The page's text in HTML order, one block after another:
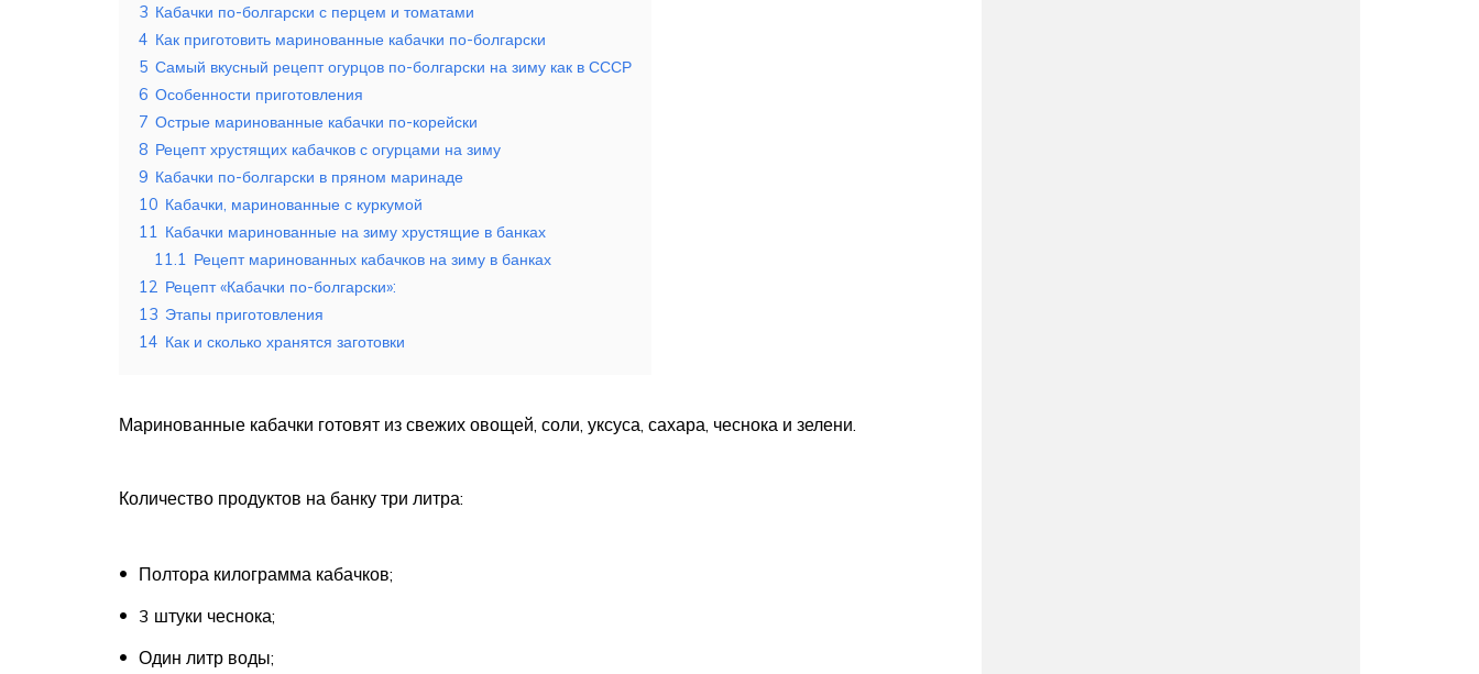
3 Кабачки по-болгарски с перцем и томатами
4 Как приготовить маринованные кабачки по-болгарски
5 Самый вкусный рецепт огурцов по-болгарски на зиму как в СССР
6 Особенности приготовления
7 Острые маринованные кабачки по-корейски
8 Рецепт хрустящих кабачков с огурцами на зиму
9 Кабачки по-болгарски в пряном маринаде
10 Кабачки, маринованные с куркумой
11 Кабачки маринованные на зиму хрустящие в банках
11.1 Рецепт маринованных кабачков на зиму в банках
12 Рецепт «Кабачки по-болгарски»:
13 Этапы приготовления
14 Как и сколько хранятся заготовки
Маринованные кабачки готовят из свежих овощей, соли, уксуса, сахара, чеснока и зелени.
Количество продуктов на банку три литра:
Полтора килограмма кабачков;
3 штуки чеснока;
Один литр воды;